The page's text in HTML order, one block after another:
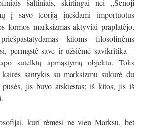
šaltiniais, skirtingai nei „Senoji
į savo teoriją įnešdami importuotus
formos marksizmas aktyviai praplatėjo,
kitoms filosofinėms
permąstė save ir užsiėmė savikritika –
sutelktų apmąstymų objektu. Toks
santykis su marksizmu sukūrė du
pusės, jis buvo atskiestas; iš kitos, jis iš
kuri rėmesi ne vien Marksu, bet